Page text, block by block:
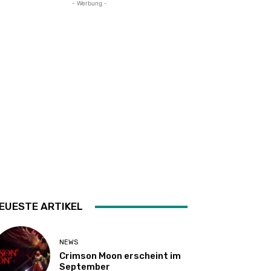
- Werbung -
ARTIKEL
NEWS
Crimson Moon erscheint im
September